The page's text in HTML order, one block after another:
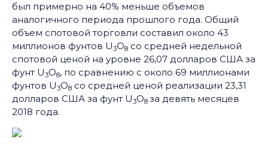
был примерно на 40% меньше объемов
аналогичного периода прошлого года. Общий
объем спотовой торговли составил около 43
миллионов фунтов U3O8 со средней недельной
спотовой ценой на уровне 26,07 долларов США за
фунт U3O8, по сравнению с около 69 миллионами
фунтов U3O8 со средней ценой реализации 23,31
долларов США за фунт U3O8 за девять месяцев
2018 года.